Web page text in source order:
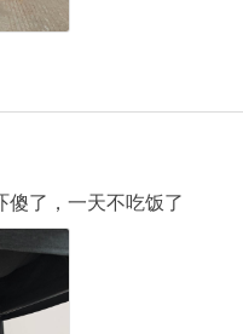
傻了，一天不吃饭了